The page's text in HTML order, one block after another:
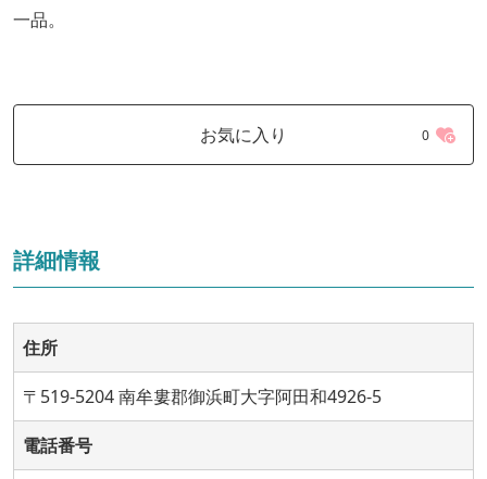
一品。
お気に入り 0
詳細情報
住所
〒519-5204 南牟婁郡御浜町大字阿田和4926-5
電話番号